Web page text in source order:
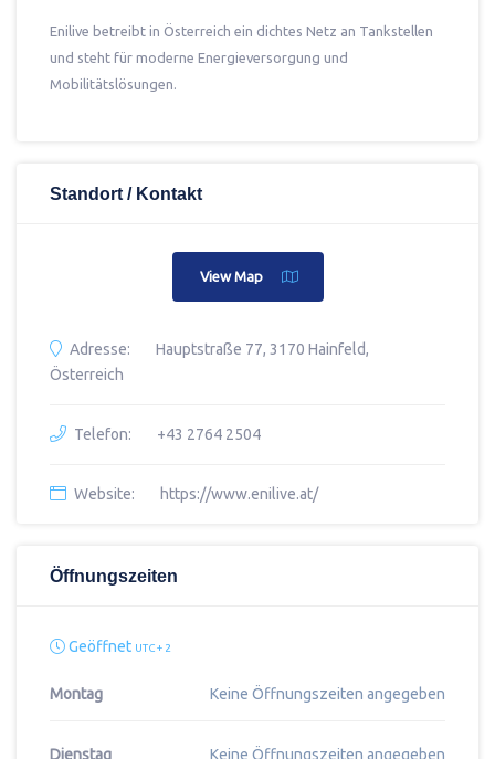
Enilive betreibt in Österreich ein dichtes Netz an Tankstellen
und steht für moderne Energieversorgung und
Mobilitätslösungen.
Standort / Kontakt
View Map
Adresse:
Hauptstraße 77, 3170 Hainfeld,
Österreich
Telefon: +43 2764 2504
Website: https://www.enilive.at/
Öffnungszeiten
Geöffnet UTC + 2
Montag Keine Öffnungszeiten angegeben
Dienstag Keine Öffnungszeiten angegeben